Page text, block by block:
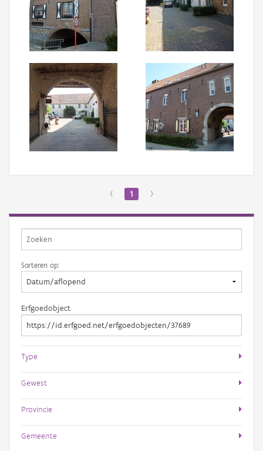
‹ 1 ›
Sorteren op:
Erfgoedobject
Type
Gewest
Provincie
Gemeente